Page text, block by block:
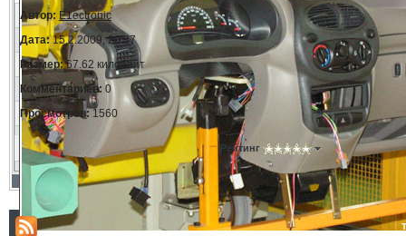
Автор: E1ectronic
Дата:15.2.2009, 20:37
Размер:67.62 килобайт
Комментариев: 0
Просмотров: 1560
Рейтинг